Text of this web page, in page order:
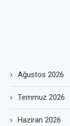
Ağustos 2026
Temmuz 2026
Haziran 2026